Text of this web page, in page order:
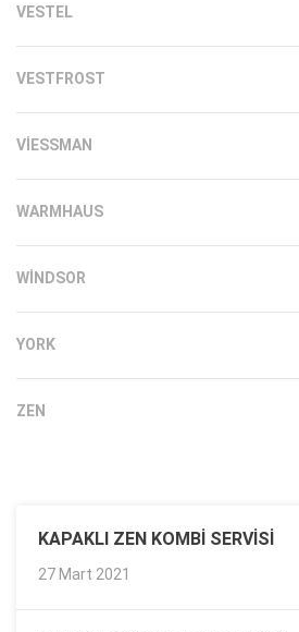
VESTEL
VESTFROST
VIESSMAN
WARMHAUS
WINDSOR
YORK
ZEN
KAPAKLI ZEN KOMBI SERVISI
27 Mart 2021